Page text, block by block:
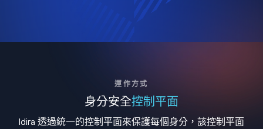
運作方式
身分安全控制平面
Idira 透過統一的控制平面來保護每個身分，該控制平面